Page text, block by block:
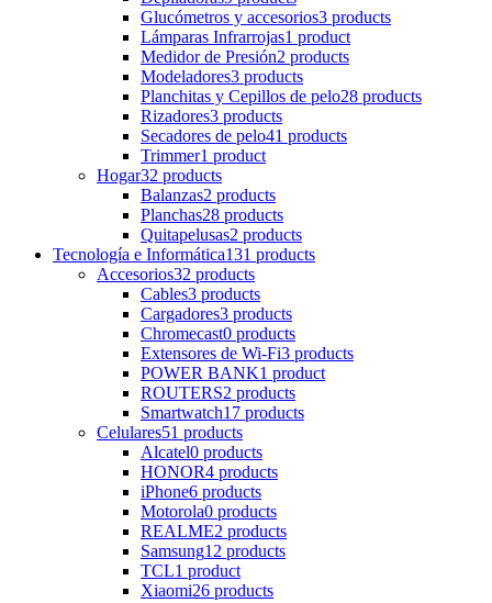
Glucómetros y accesorios3 products
Lámparas Infrarrojas1 product
Medidor de Presión2 products
Modeladores3 products
Planchitas y Cepillos de pelo28 products
Rizadores3 products
Secadores de pelo41 products
Trimmer1 product
Hogar32 products
Balanzas2 products
Planchas28 products
Quitapelusas2 products
Tecnología e Informática131 products
Accesorios32 products
Cables3 products
Cargadores3 products
Chromecast0 products
Extensores de Wi-Fi3 products
POWER BANK1 product
ROUTERS2 products
Smartwatch17 products
Celulares51 products
Alcatel0 products
HONOR4 products
iPhone6 products
Motorola0 products
REALME2 products
Samsung12 products
TCL1 product
Xiaomi26 products